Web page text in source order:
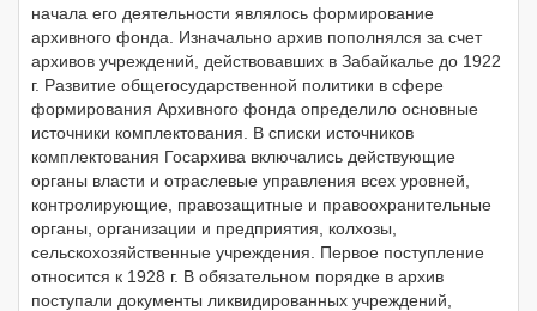
начала его деятельности являлось формирование
архивного фонда. Изначально архив пополнялся за счет
архивов учреждений, действовавших в Забайкалье до 1922
г. Развитие общегосударственной политики в сфере
формирования Архивного фонда определило основные
источники комплектования. В списки источников
комплектования Госархива включались действующие
органы власти и отраслевые управления всех уровней,
контролирующие, правозащитные и правоохранительные
органы, организации и предприятия, колхозы,
сельскохозяйственные учреждения. Первое поступление
относится к 1928 г. В обязательном порядке в архив
поступали документы ликвидированных учреждений,